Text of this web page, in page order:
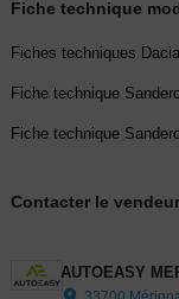
- Reprise possible de
GRIS
Vignette Crit’Air
Fiche technique
Fiches techniques
Fiche technique
Fiche technique
Contacter le
AUTOEASY